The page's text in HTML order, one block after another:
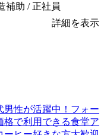
補助 / 正社員
詳細を表示